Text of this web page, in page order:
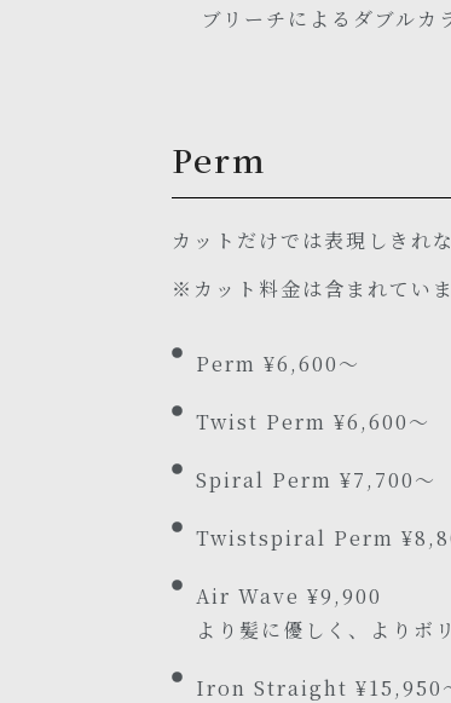
ブリーチによるダブルカ
Perm
カットだけでは表現しきれ
※カット料金は含まれていま
Perm ¥6,600～
Twist Perm ¥6,600～
Spiral Perm ¥7,700～
Twistspiral Perm
Air Wave ¥9,900
より髪に優しく、よりボ
Iron Straight ¥15,950